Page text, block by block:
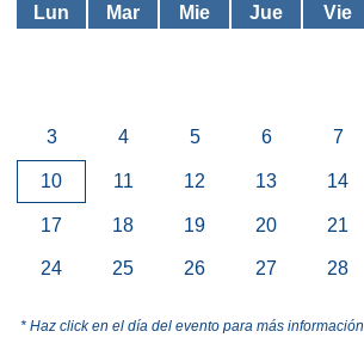
Lun
Mar Mie Jue Vie
3 4 5 6 7
10 11 12 13 14
17 18 19 20 21
24 25 26 27 28
* Haz click en el día del evento para más información.